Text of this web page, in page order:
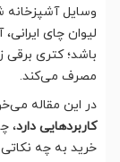
وسایل
لیوان چای
باشد؛ کتری
مصرف می‌کند.
در این مقاله
کاربردهایی دارد،
خرید به چه